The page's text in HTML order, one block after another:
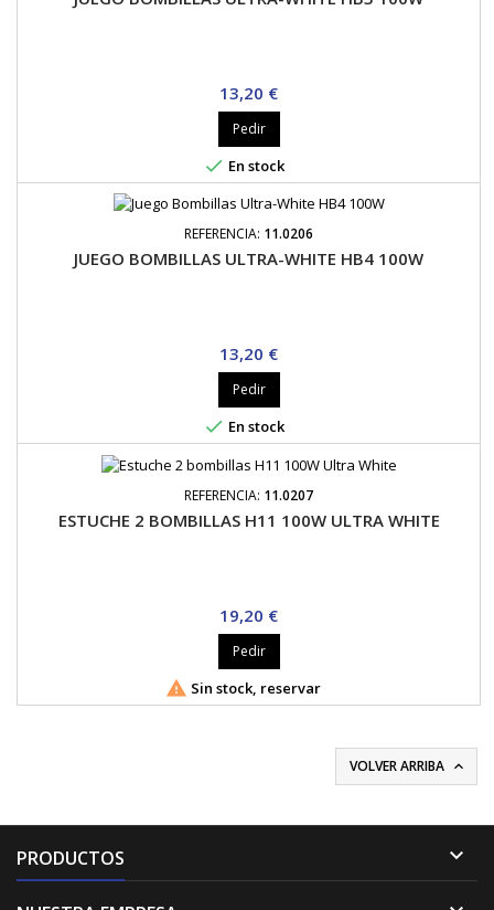
Precio
13,20 €
Pedir
 En stock
REFERENCIA: 11.0206
JUEGO BOMBILLAS ULTRA-WHITE HB4 100W
Precio
13,20 €
Pedir
 En stock
REFERENCIA: 11.0207
ESTUCHE 2 BOMBILLAS H11 100W ULTRA WHITE
Precio
19,20 €
Pedir
 Sin stock, reservar
VOLVER ARRIBA 
PRODUCTOS 